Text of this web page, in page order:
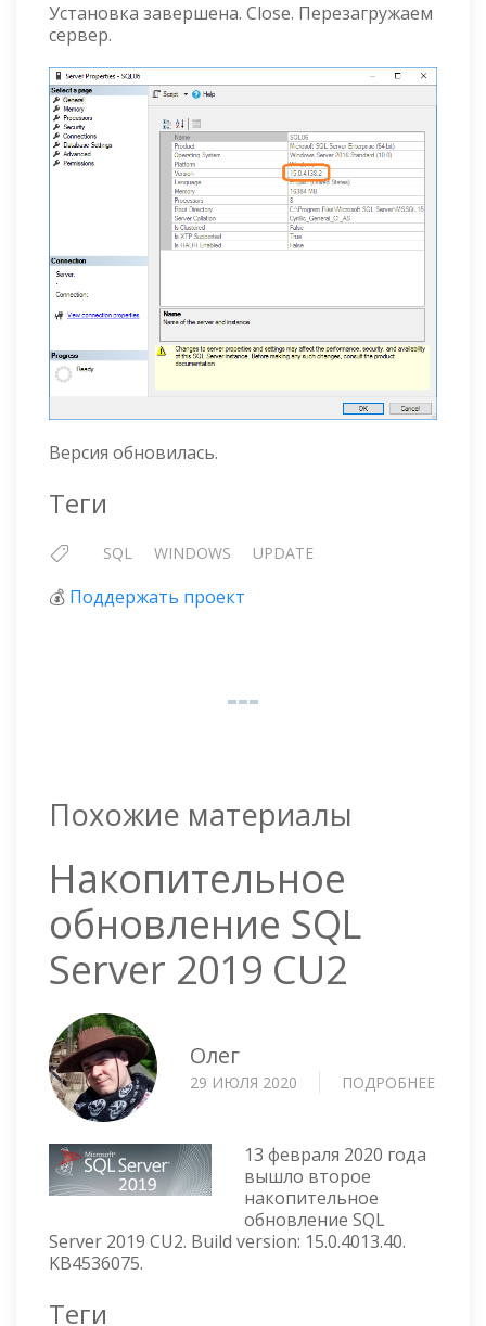
Установка завершена. Close. Перезагружаем
сервер.
Версия обновилась.
Теги
SQL WINDOWS UPDATE
💰 Поддержать проект
Похожие материалы
Накопительное
обновление SQL
Server 2019 CU2
Олег
29 ИЮЛЯ 2020 ПОДРОБНЕЕ
13 февраля 2020 года
вышло второе
накопительное
обновление SQL
Server 2019 CU2. Build version: 15.0.4013.40.
KB4536075.
Теги